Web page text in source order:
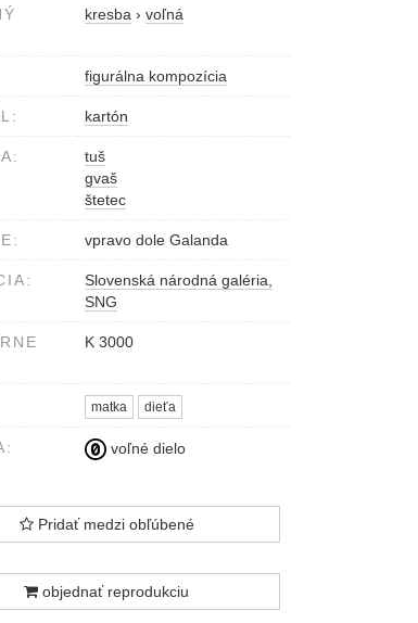
kresba › voľná
figurálna kompozícia
kartón
tuš
gvaš
štetec
vpravo dole Galanda
Slovenská národná galéria,
SNG
K 3000
matka dieťa
voľné dielo
Pridať medzi obľúbené
objednať reprodukciu